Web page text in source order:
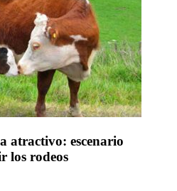
atractivo: escenario
los rodeos